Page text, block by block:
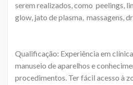
serem realizados, como peelings,
glow, jato de plasma, massagens,
Qualificação: Experiência em
manuseio de aparelhos e
procedimentos. Ter fácil acesso à